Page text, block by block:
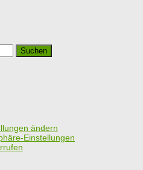
ändern
Einstellungen